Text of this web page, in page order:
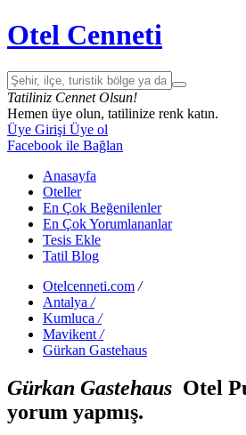
Otel Cenneti
Tatiliniz Cennet Olsun!
Hemen üye olun, tatilinize renk katın.
Üye Girişi Üye ol
Facebook ile Bağlan
Anasayfa
Oteller
En Çok Beğenilenler
En Çok Yorumlananlar
Tesis Ekle
Tatil Blog
Otelcenneti.com /
Antalya /
Kumluca /
Mavikent /
Gürkan Gastehaus
Gürkan Gastehaus Otel
yorum yapmış.